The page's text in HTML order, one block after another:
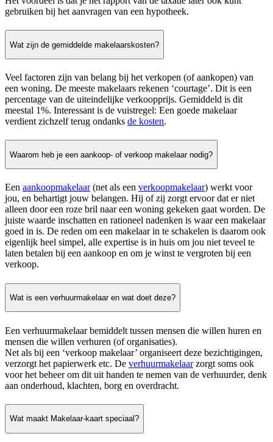
gebruiken bij het aanvragen van een hypotheek.
Wat zijn de gemiddelde makelaarskosten?
Veel factoren zijn van belang bij het verkopen (of aankopen) van
een woning. De meeste makelaars rekenen ‘courtage’. Dit is een
percentage van de uiteindelijke verkoopprijs. Gemiddeld is dit
meestal 1%. Interessant is de vuistregel: Een goede makelaar
verdient zichzelf terug ondanks de kosten.
Waarom heb je een aankoop- of verkoop makelaar nodig?
Een aankoopmakelaar(net als een verkoopmakelaar) werkt voor
jou, en behartigt jouw belangen. Hij of zij zorgt ervoor dat er niet
alleen door een roze bril naar een woning gekeken gaat worden. De
juiste waarde inschatten en rationeel nadenken is waar een makelaar
goed in is. De reden om een makelaar in te schakelen is daarom ook
eigenlijk heel simpel, alle expertise is in huis om jou niet teveel te
laten betalen bij een aankoop en om je winst te vergroten bij een
verkoop.
Wat is een verhuurmakelaar en wat doet deze?
Een verhuurmakelaar bemiddelt tussen mensen die willen huren en
mensen die willen verhuren (of organisaties).
Net als bij een ‘verkoop makelaar’ organiseert deze bezichtigingen,
verzorgt het papierwerk etc. De verhuurmakelaarzorgt soms ook
voor het beheer om dit uit handen te nemen van de verhuurder, denk
aan onderhoud, klachten, borg en overdracht.
Wat maakt Makelaar-kaart speciaal?